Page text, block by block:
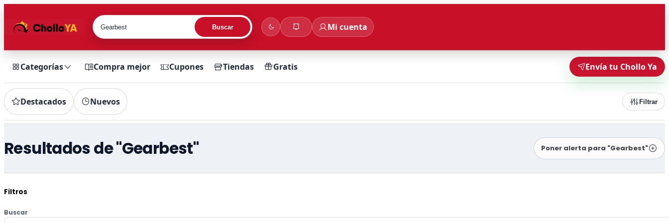
Buscar Mi cuenta
Categorías Compra mejor Cupones Tiendas Gratis Envía tu Chollo Ya
Destacados Nuevos Filtrar
Resultados de "Gearbest" Poner alerta para "Gearbest"
Filtros
Buscar